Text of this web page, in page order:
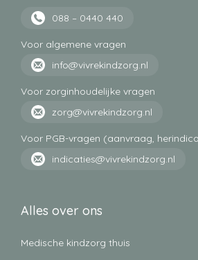
Toedienen chemotherapie
Het toedienen van Cytarabine via de
Na toediening flushen en hepariniseren.
stoelgang op gang komt of obstipatie
088 – 0440 440
Voor algemene vragen
info@vivrekindzorg.nl
Voor zorginhoudelijke vragen
zorg@vivrekindzorg.nl
Voor PGB-vragen (aanvraag,
indicaties@vivrekindzorg.nl
Alles over ons
Medische kindzorg thuis